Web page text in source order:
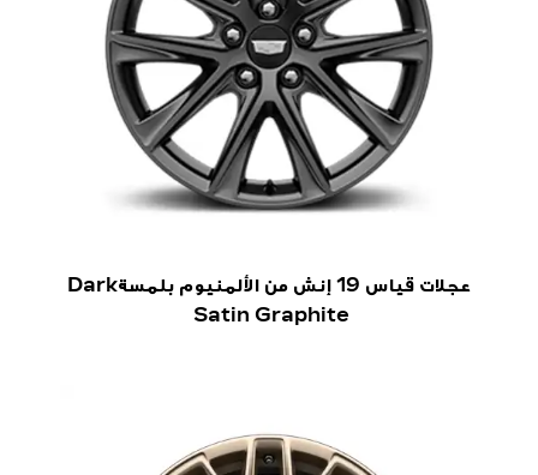
عجلات قياس 19 إنش من الألمنيوم بلمسةDark
Satin Graphite